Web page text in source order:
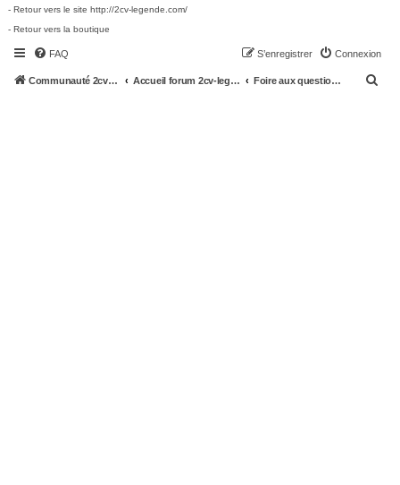
- Retour vers le site http://2cv-legende.com/
- Retour vers la boutique
FAQ Connexion
S’enregistrer
Communauté 2cv-legende.com Accueil forum 2cv-legende.com Foire aux questions (Questions posées fréquemment)